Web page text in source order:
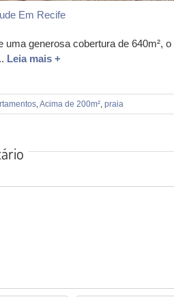
Em Recife
uma generosa cobertura de 640m²,
Leia mais +
,Acima de 200m², praia